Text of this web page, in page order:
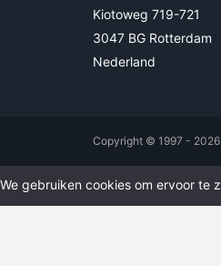
Kiotoweg 719-721
3047 BG Rotterdam
Nederland
Copyright © 1997 - 2026
We gebruiken cookies om ervoor te